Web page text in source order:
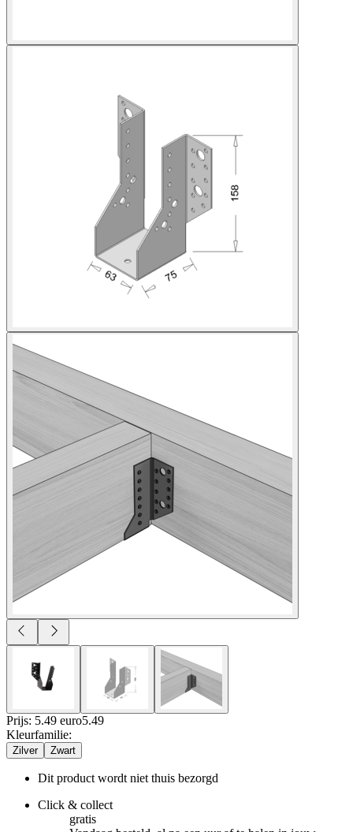
Prijs: 5.49 euro5.49
Kleurfamilie:
Zilver Zwart
Dit product wordt niet thuis bezorgd
Click & collect
gratis